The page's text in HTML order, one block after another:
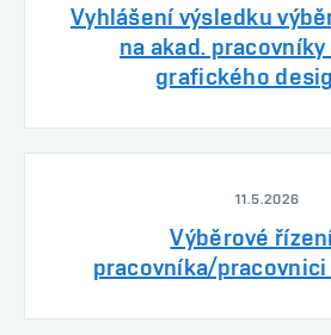
Vyhlášení výsledku
na akad.
grafického
11.5.2026
Výběrové
pracovníka/